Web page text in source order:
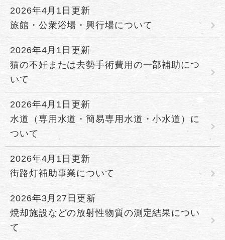
2026年4月1日更新
旅館・公衆浴場・興行場について
2026年4月1日更新
猫の不妊または去勢手術費用の一部補助につ
いて
2026年4月1日更新
水道（専用水道・簡易専用水道・小水道）に
ついて
2026年4月1日更新
街路灯補助事業について
2026年3月27日更新
焼却施設などの放射性物質の測定結果につい
て